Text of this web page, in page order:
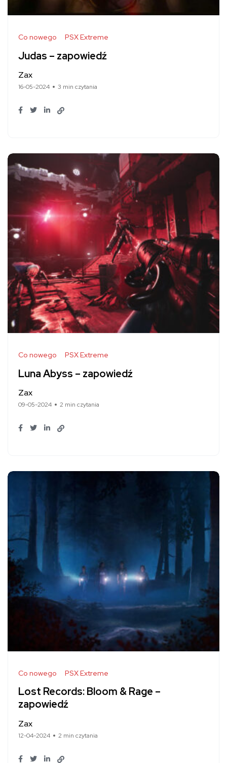
Co nowego PSX Extreme
Judas – zapowiedź
Zax
16-05-2024 3 min czytania
Co nowego PSX Extreme
Luna Abyss – zapowiedź
Zax
09-05-2024 2 min czytania
Co nowego PSX Extreme
Lost Records: Bloom & Rage –
zapowiedź
Zax
12-04-2024 2 min czytania